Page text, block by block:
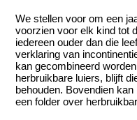
We stellen voor om een
voorzien voor elk kind tot
iedereen ouder dan die
verklaring van
kan gecombineerd
herbruikbare luiers, blijft
behouden. Bovendien
een folder over